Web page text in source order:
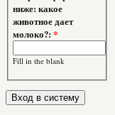
ниже: какое
животное дает
молоко?:*
Fill in the blank